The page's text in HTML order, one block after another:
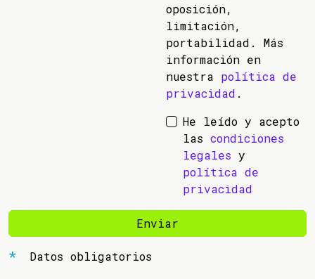
oposición,
limitación,
portabilidad. Más
información en
nuestra política de
privacidad .
He leído y acepto
las condiciones
legales y
política de
privacidad
Enviar
Datos obligatorios